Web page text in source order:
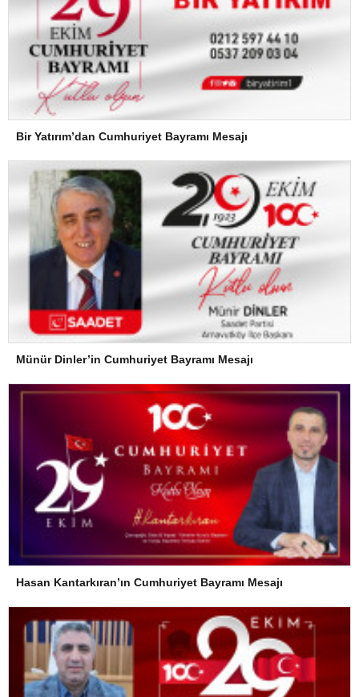
Bir Yatırım’dan Cumhuriyet Bayramı Mesajı
Münür Dinler’in Cumhuriyet Bayramı Mesajı
Hasan Kantarkıran’ın Cumhuriyet Bayramı Mesajı